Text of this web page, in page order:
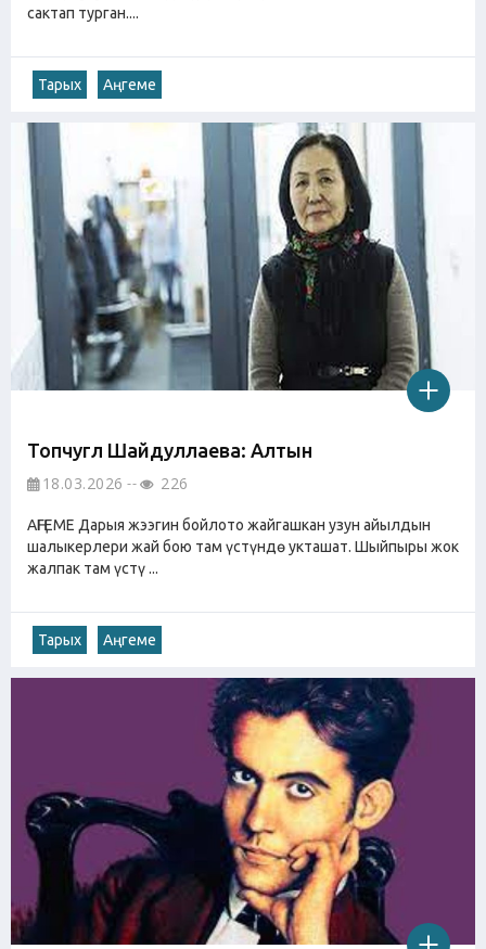
сактап турган....
Тарых Аңгеме
Топчугүл Шайдуллаева: Алтын
18.03.2026 226
АҢГЕМЕ Дарыя жээгин бойлото жайгашкан узун айылдын
шалыкерлери жай бою там үстүндө укташат. Шыйпыры жок
жалпак там үстү ...
Тарых Аңгеме